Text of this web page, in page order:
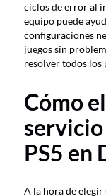
ciclos de error al
equipo puede
configuraciones
juegos sin
resolver todos los
Cómo
PS5 en
A la hora de elegir